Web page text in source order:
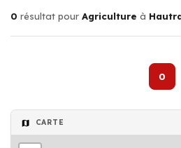
0 résultat pour Agriculture à
0
CARTE